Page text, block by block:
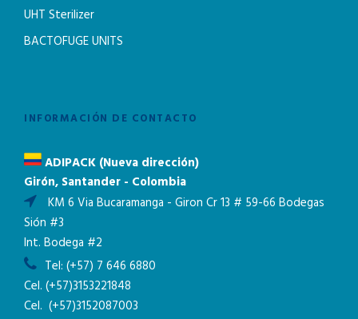
UHT Sterilizer
BACTOFUGE UNITS
INFORMACIÓN DE CONTACTO
ADIPACK (Nueva dirección)
Girón, Santander - Colombia
KM 6 Via Bucaramanga - Giron Cr 13 # 59-66 Bodegas
Sión #3
Int. Bodega #2
Tel: (+57) 7 646 6880
Cel. (+57)3153221848
Cel. (+57)3152087003